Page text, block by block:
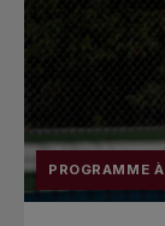
PROGRAMME